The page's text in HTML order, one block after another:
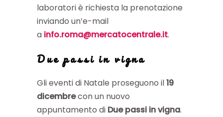
laboratori è richiesta la prenotazione
inviando un’e-mail
a info.roma@mercatocentrale.it.
Due passi in vigna
Gli eventi di Natale proseguono il19
dicembrecon un nuovo
appuntamento di Due passi in vigna.